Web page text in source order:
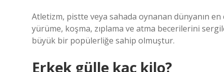
Atletizm, pistte veya sahada oynanan dünyanın
yürüme, koşma, zıplama ve atma becerilerini
büyük bir popülerliğe sahip olmuştur.
Erkek gülle kaç kilo?